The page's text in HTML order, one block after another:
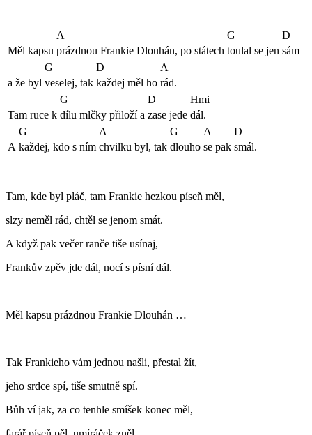
A G
D
Měl kapsu prázdnou Frankie Dlouhán, po státech toulal se jen sám
G
D
A
a že byl veselej, tak každej měl ho rád.
G
D
Hmi
Tam ruce k dílu mlčky přiloží a zase jede dál.
G
A G A
D
A každej, kdo s ním chvilku byl, tak dlouho se pak smál.
Tam, kde byl pláč, tam Frankie hezkou píseň měl,
slzy neměl rád, chtěl se jenom smát.
A když pak večer ranče tiše usínaj,
Frankův zpěv jde dál, nocí s písní dál.
Měl kapsu prázdnou Frankie Dlouhán …
Tak Frankieho vám jednou našli, přestal žít,
jeho srdce spí, tiše smutně spí.
Bůh ví jak, za co tenhle smíšek konec měl,